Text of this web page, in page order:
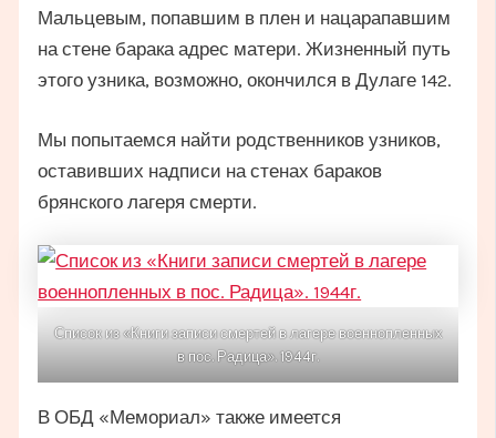
Мальцевым, попавшим в плен и нацарапавшим
на стене барака адрес матери. Жизненный путь
этого узника, возможно, окончился в Дулаге 142.
Мы попытаемся найти родственников узников,
оставивших надписи на стенах бараков
брянского лагеря смерти.
Список из «Книги записи смертей в лагере военнопленных
в пос. Радица». 1944г.
В ОБД «Мемориал» также имеется